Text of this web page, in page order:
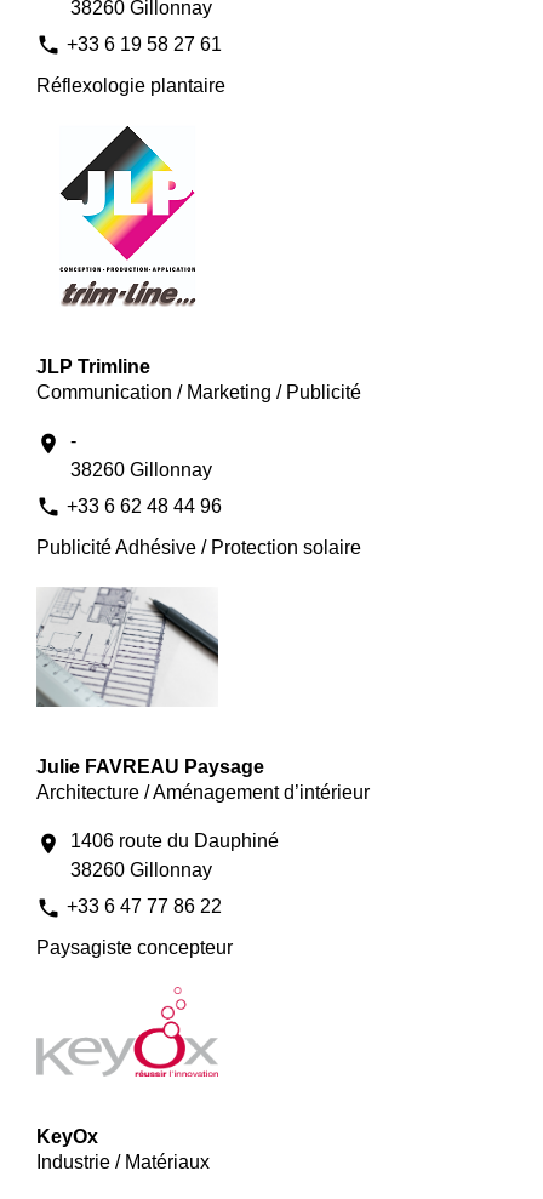
38260 Gillonnay
phone +33 6 19 58 27 61
Réflexologie plantaire
JLP Trimline
Communication / Marketing / Publicité
location_on
-
38260 Gillonnay
phone +33 6 62 48 44 96
Publicité Adhésive / Protection solaire
Julie FAVREAU Paysage
Architecture / Aménagement d’intérieur
location_on
1406 route du Dauphiné
38260 Gillonnay
phone +33 6 47 77 86 22
Paysagiste concepteur
KeyOx
Industrie / Matériaux